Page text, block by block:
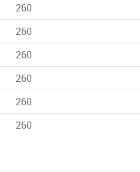
260
260
260
260
260
260